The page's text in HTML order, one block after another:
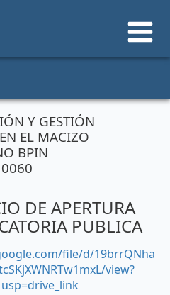
Y GESTIÓN
EL MACIZO
BPIN
DE APERTURA
PUBLICA
file/d/19brrQNha
view?
usp=drive_link